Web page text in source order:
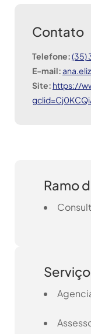
Contato
Telefone:(35)
E-mail:
Site: https://
Ramo